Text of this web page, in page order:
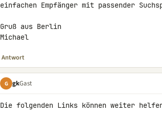
einfachen Empfänger mit passender
Gruß aus Berlin
Michael
Antwort
G gkGast
Die folgenden Links können weiter